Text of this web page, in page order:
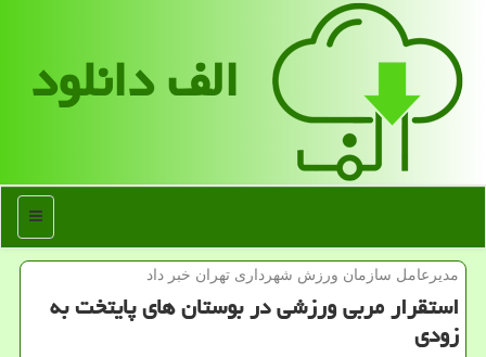
الف دانلود
منو
مدیرعامل سازمان ورزش شهرداری تهران خبر داد
استقرار مربی ورزشی در بوستان های پایتخت به
زودی